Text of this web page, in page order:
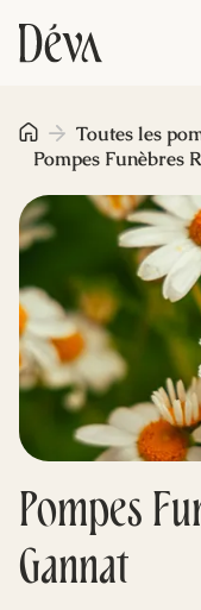
Obsèques
Prévoyance
Monument
Livraison de
Blog
Pompes
Gannat
Toutes les
Pompes Funèbres